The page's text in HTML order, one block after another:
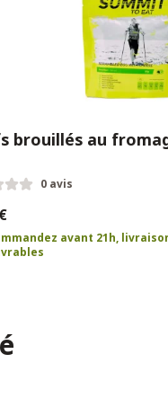
brouillés au
0 avis
avant 21h,